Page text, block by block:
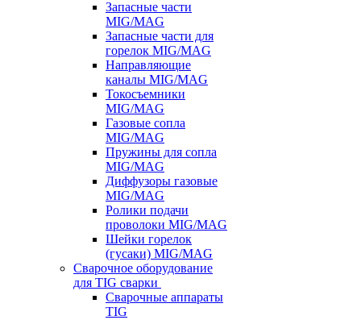
Запасные части
MIG/MAG
Запасные части для
горелок MIG/MAG
Направляющие
каналы MIG/MAG
Токосъемники
MIG/MAG
Газовые сопла
MIG/MAG
Пружины для сопла
MIG/MAG
Диффузоры газовые
MIG/MAG
Ролики подачи
проволоки MIG/MAG
Шейки горелок
(гусаки) MIG/MAG
Сварочное оборудование
для TIG сварки
Сварочные аппараты
TIG